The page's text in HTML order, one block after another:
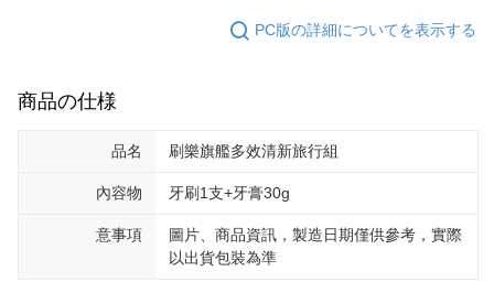
PC版の詳細についてを表示する
商品の仕様
品名 刷樂旗艦多效清新旅行組
內容物 牙刷1支+牙膏30g
意事項
圖片、商品資訊，製造日期僅供參考，實際
以出貨包裝為準